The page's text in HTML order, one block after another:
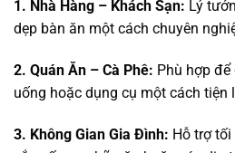
1. Nhà Hàng – Khách Sạn: Lý
dẹp bàn ăn một cách chuyên
2. Quán Ăn – Cà Phê: Phù hợp
uống hoặc dụng cụ một cách tiện
3. Không Gian Gia Đình: Hỗ trợ